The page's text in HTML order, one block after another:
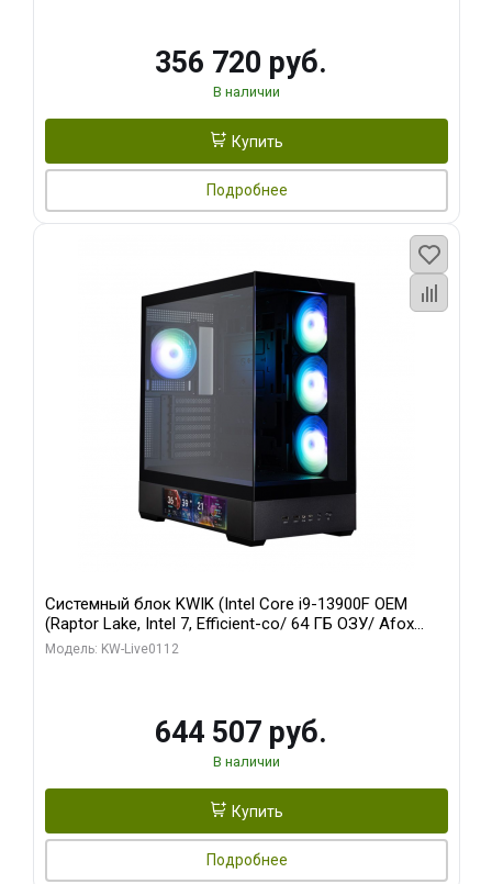
356 720 руб.
В наличии
Купить
Подробнее
Системный блок KWIK (Intel Core i9-13900F OEM
(Raptor Lake, Intel 7, Efficient-co/ 64 ГБ ОЗУ/ Afox
RTX4090 24GB GDDR6X 384-Bit 3xDP HDMI ATX Turbo/
Модель: KW-Live0112
644 507 руб.
В наличии
Купить
Подробнее